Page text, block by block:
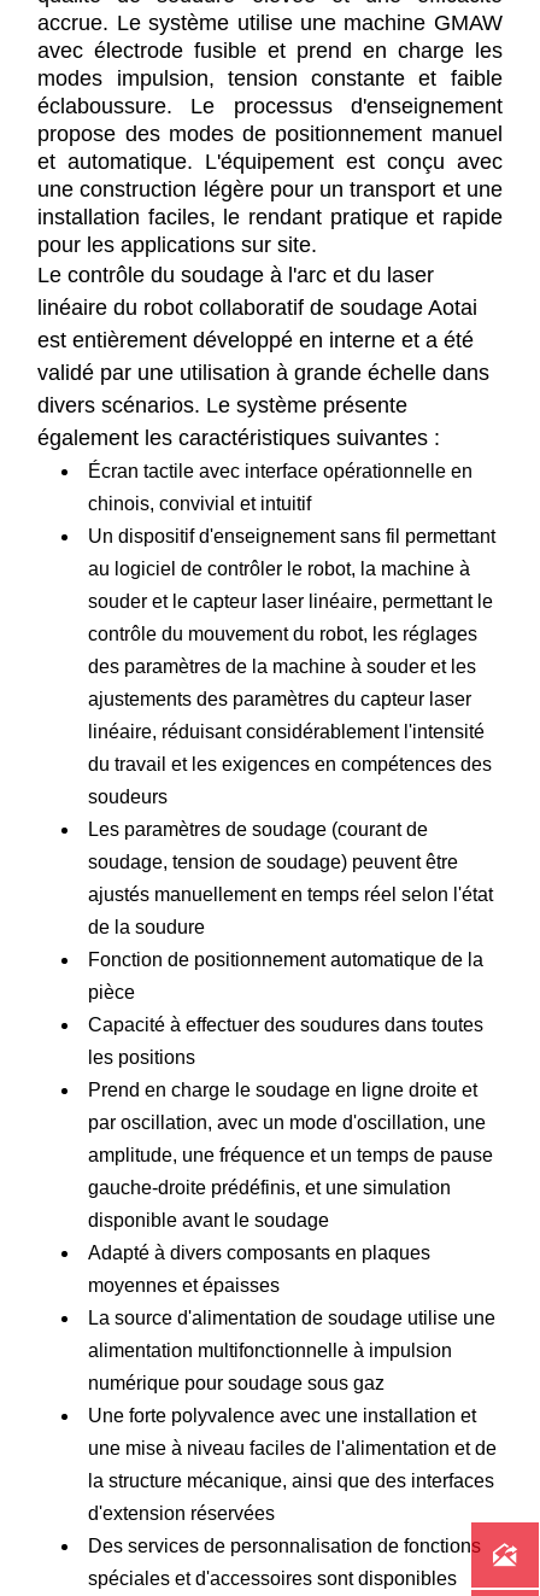
accrue. Le système utilise une machine GMAW
avec électrode fusible et prend en charge les
modes impulsion, tension constante et faible
éclaboussure. Le processus d'enseignement
propose des modes de positionnement manuel
et automatique. L'équipement est conçu avec
une construction légère pour un transport et une
installation faciles, le rendant pratique et rapide
pour les applications sur site.
Le contrôle du soudage à l'arc et du laser
linéaire du robot collaboratif de soudage Aotai
est entièrement développé en interne et a été
validé par une utilisation à grande échelle dans
divers scénarios. Le système présente
également les caractéristiques suivantes :
Écran tactile avec interface opérationnelle en
chinois, convivial et intuitif
Un dispositif d'enseignement sans fil permettant
au logiciel de contrôler le robot, la machine à
souder et le capteur laser linéaire, permettant le
contrôle du mouvement du robot, les réglages
des paramètres de la machine à souder et les
ajustements des paramètres du capteur laser
linéaire, réduisant considérablement l'intensité
du travail et les exigences en compétences des
soudeurs
Les paramètres de soudage (courant de
soudage, tension de soudage) peuvent être
ajustés manuellement en temps réel selon l'état
de la soudure
Fonction de positionnement automatique de la
pièce
Capacité à effectuer des soudures dans toutes
les positions
Prend en charge le soudage en ligne droite et
par oscillation, avec un mode d'oscillation, une
amplitude, une fréquence et un temps de pause
gauche-droite prédéfinis, et une simulation
disponible avant le soudage
Adapté à divers composants en plaques
moyennes et épaisses
La source d'alimentation de soudage utilise une
alimentation multifonctionnelle à impulsion
numérique pour soudage sous gaz
Une forte polyvalence avec une installation et
une mise à niveau faciles de l'alimentation et de
la structure mécanique, ainsi que des interfaces
d'extension réservées
Des services de personnalisation de fonctions
spéciales et d'accessoires sont disponibles
